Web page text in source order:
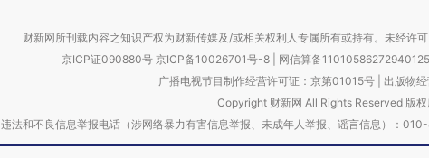
财新网所刊载内容之知识产权为财新传媒及/或相关权利人专属所有或持有。未经许
京ICP证090880号 京ICP备10026701号-8 网信算备
广播电视节目制作经营许可证：京第01015号| 出版物
Copyright 财新网 All Rights Reserved 版权
违法和不良信息举报电话（涉网络暴力有害信息举报、未成年人举报、谣言信息）：